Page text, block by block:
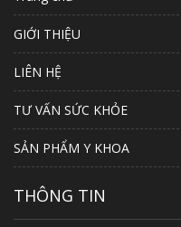
GIỚI THIỆU
LIÊN HỆ
TƯ VẤN SỨC KHỎE
SẢN PHẨM Y KHOA
THÔNG TIN